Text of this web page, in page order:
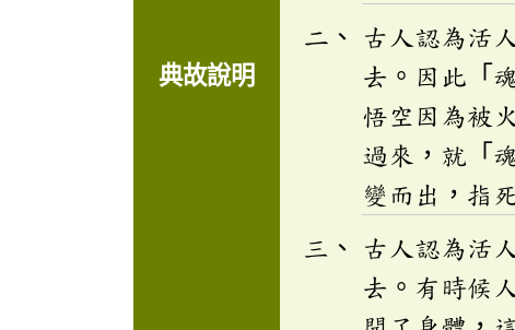
典故說明
古人認為活
去。因此「
悟空因為被
過來，就「
變而出，指
古人認為活
去。有時候